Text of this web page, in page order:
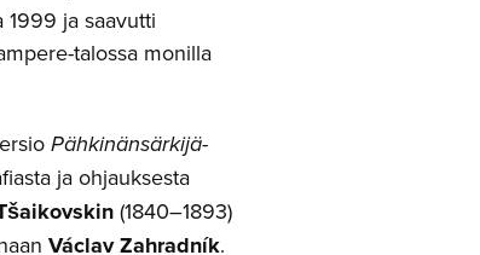
ja saavutti
talossa monilla
Pähkinänsärkijä-
ja ohjauksesta
(1840–1893)
Václav Zahradník.